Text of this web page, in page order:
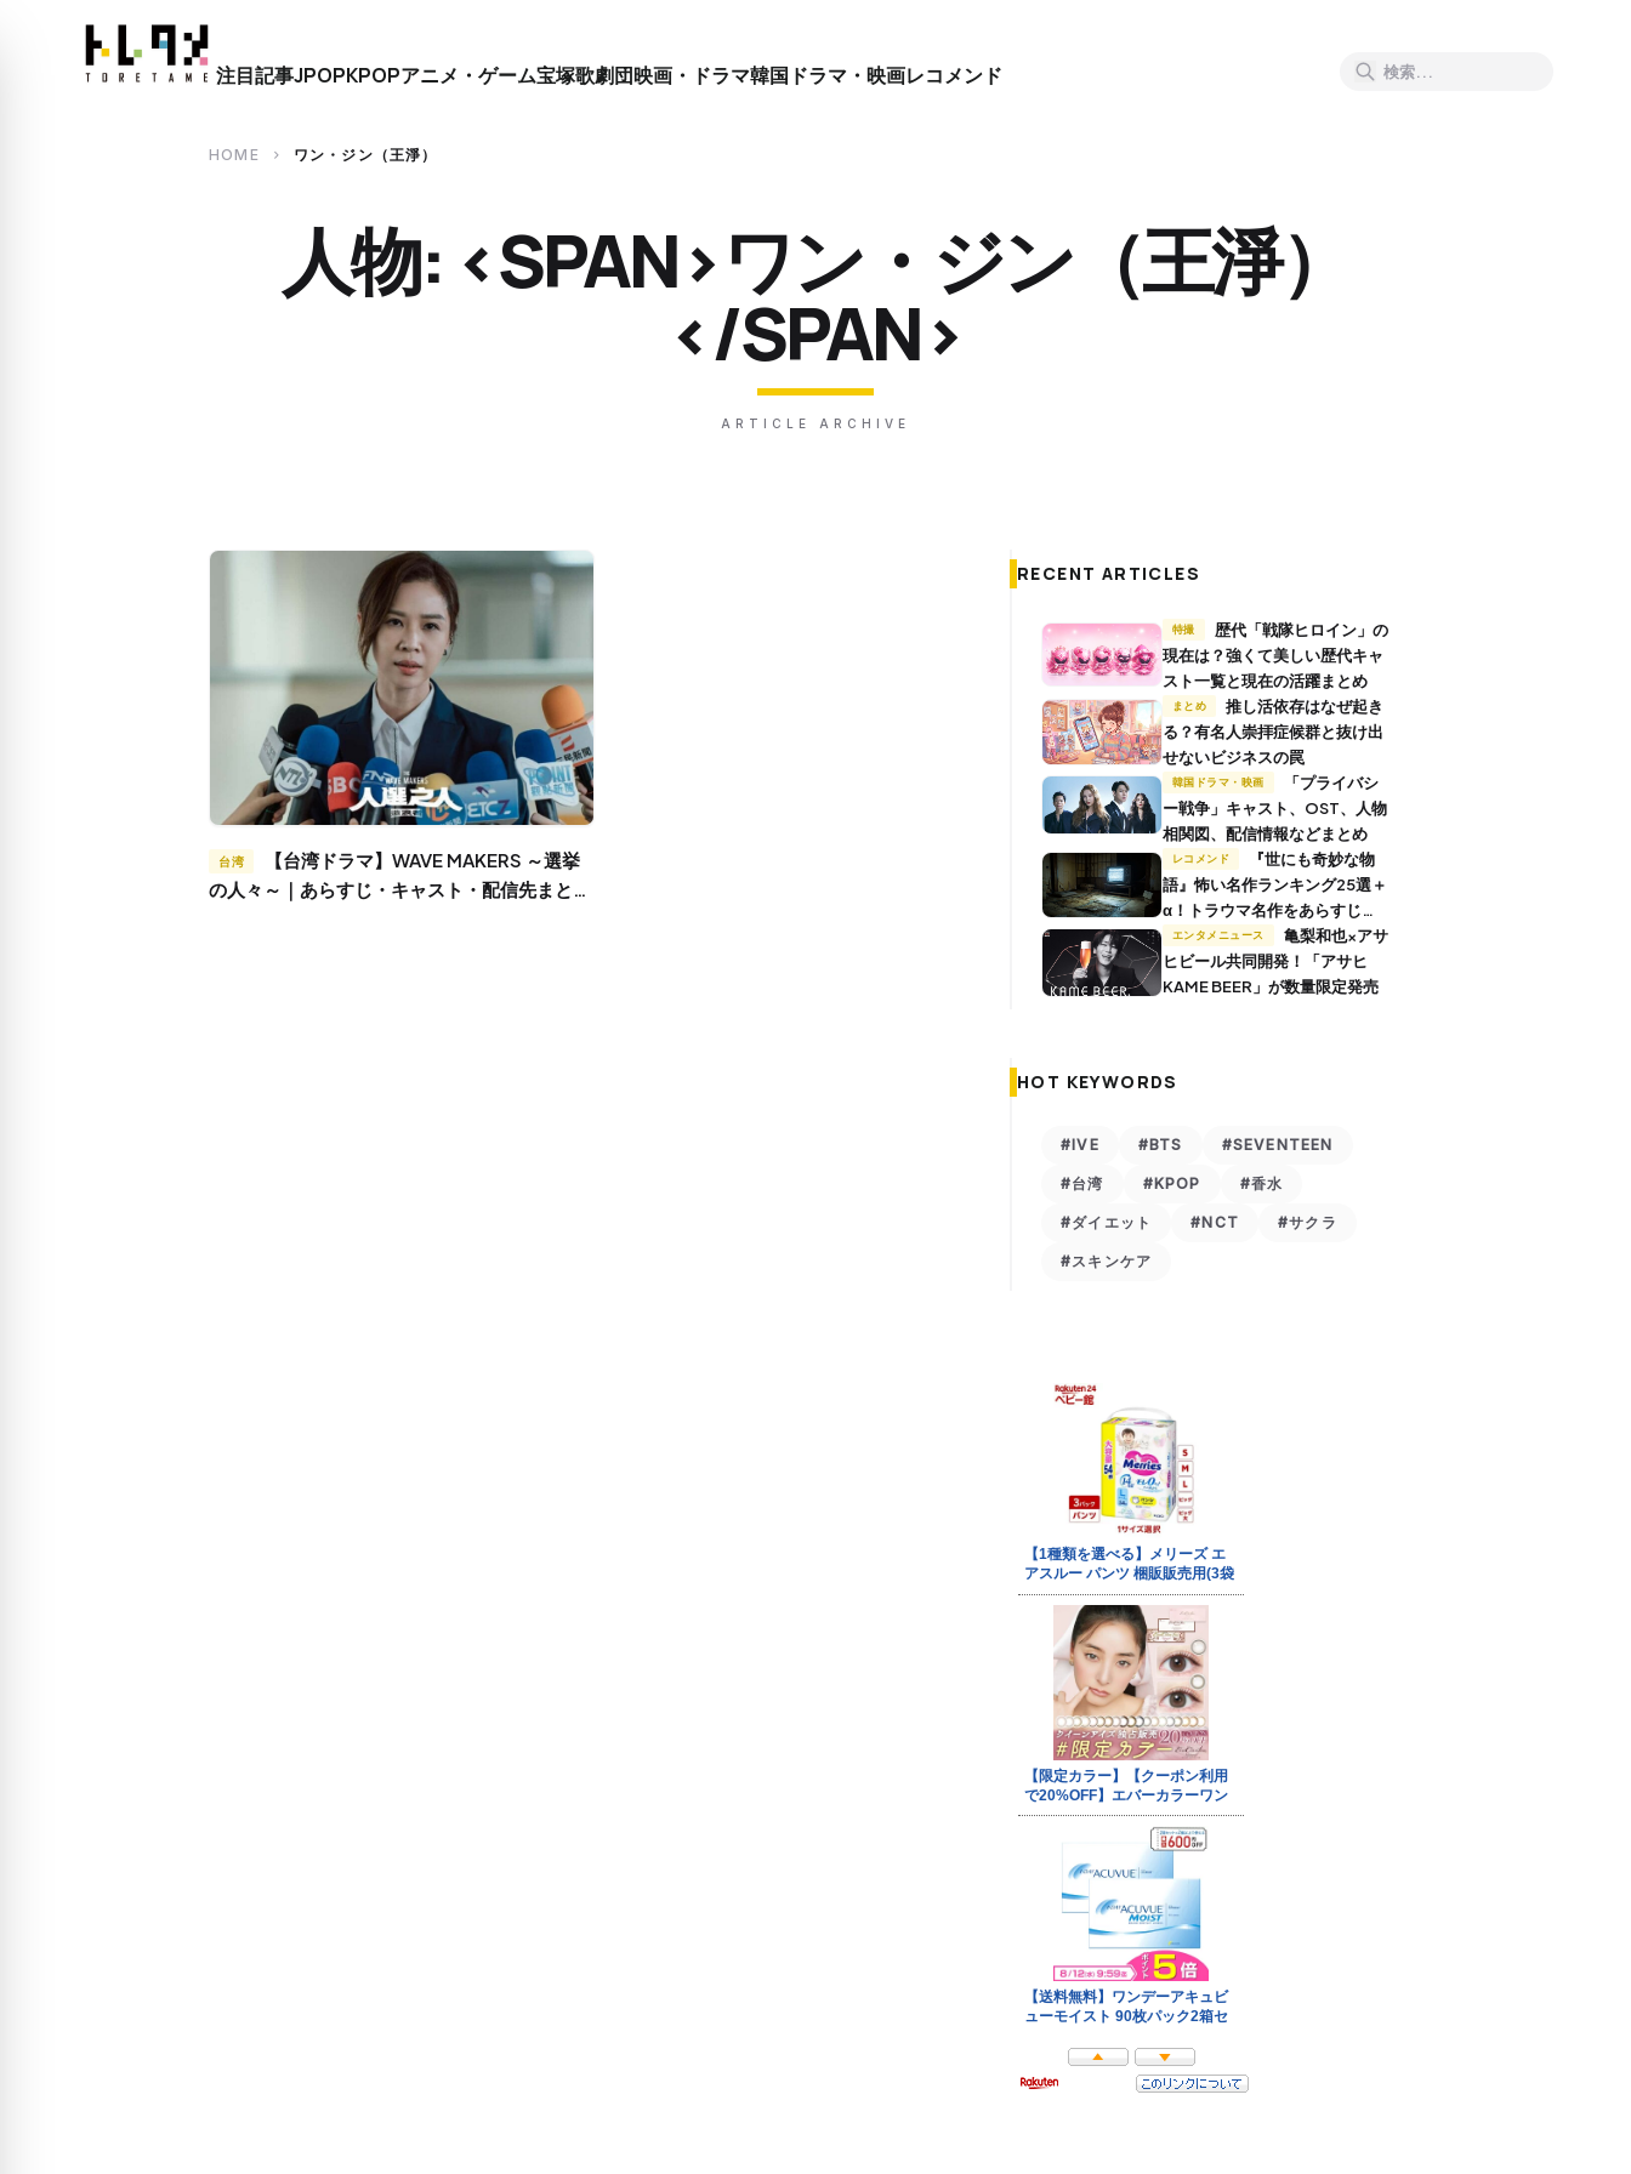
close
注目記事JPOPKPOPアニメ・ゲーム宝塚歌劇団映画・ドラマ韓国ドラマ・映画レコメンド
HOME chevron_right ワン・ジン（王淨）
人物: <SPAN>ワン・ジン（王淨）
</SPAN>
ARTICLE ARCHIVE
台湾
の人々～｜あらすじ・キャスト・配信先まと
RECENT ARTICLES
特撮
現在は？強くて美しい歴代キャ
スト一覧と現在の活躍まとめ
まとめ
推し活依存はなぜ起き
る？有名人崇拝症候群と抜け出
せないビジネスの罠
韓国ドラマ・映画
ー戦争」キャスト、OST、人物
相関図、配信情報などまとめ
レコメンド
語』怖い名作ランキング25選＋
α！トラウマ名作をあらすじ付
きで解説
エンタメニュース
ヒビール共同開発！「アサヒ
KAME BEER」が数量限定発売
HOT KEYWORDS
#IVE #BTS #SEVENTEEN
#台湾 #KPOP #香水
#ダイエット #NCT #サクラ
#スキンケア